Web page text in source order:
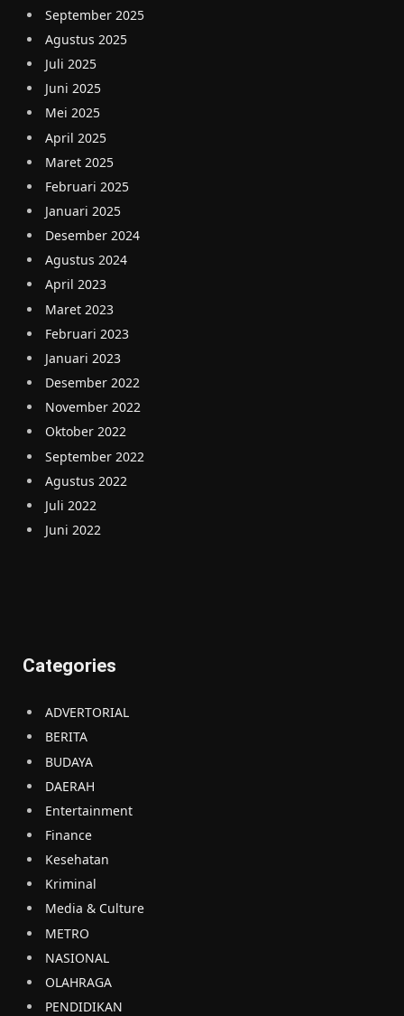
September 2025
Agustus 2025
Juli 2025
Juni 2025
Mei 2025
April 2025
Maret 2025
Februari 2025
Januari 2025
Desember 2024
Agustus 2024
April 2023
Maret 2023
Februari 2023
Januari 2023
Desember 2022
November 2022
Oktober 2022
September 2022
Agustus 2022
Juli 2022
Juni 2022
Categories
ADVERTORIAL
BERITA
BUDAYA
DAERAH
Entertainment
Finance
Kesehatan
Kriminal
Media & Culture
METRO
NASIONAL
OLAHRAGA
PENDIDIKAN